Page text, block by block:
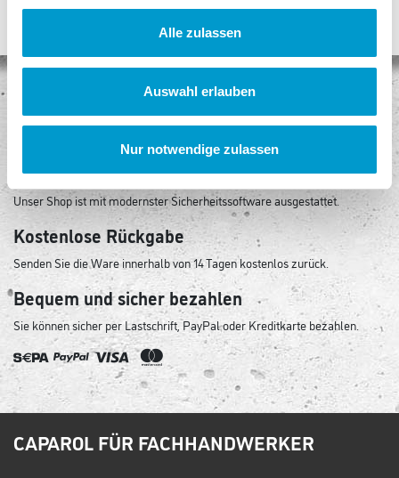
Alle zulassen
Auswahl erlauben
Nur notwendige zulassen
Keine Versandkosten
Sicheres Einkaufen
Unser Shop ist mit modernster Sicherheitssoftware ausgestattet.
Kostenlose Rückgabe
Senden Sie die Ware innerhalb von 14 Tagen kostenlos zurück.
Bequem und sicher bezahlen
Sie können sicher per Lastschrift, PayPal oder Kreditkarte bezahlen.
CAPAROL FÜR FACHHANDWERKER